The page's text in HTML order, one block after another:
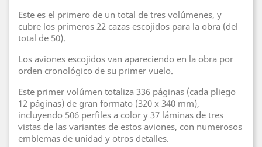
Este es el primero de un total de tres volúmenes, y
cubre los primeros 22 cazas escojidos para la obra (del
total de 50).
Los aviones escojidos van apareciendo en la obra por
orden cronológico de su primer vuelo.
Este primer volúmen totaliza 336 páginas (cada pliego
12 páginas) de gran formato (320 x 340 mm),
incluyendo 506 perfiles a color y 37 láminas de tres
vistas de las variantes de estos aviones, con numerosos
emblemas de unidad y otros detalles.